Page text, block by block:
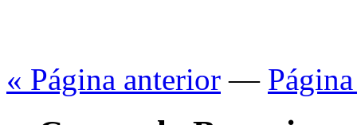
« Página anterior —